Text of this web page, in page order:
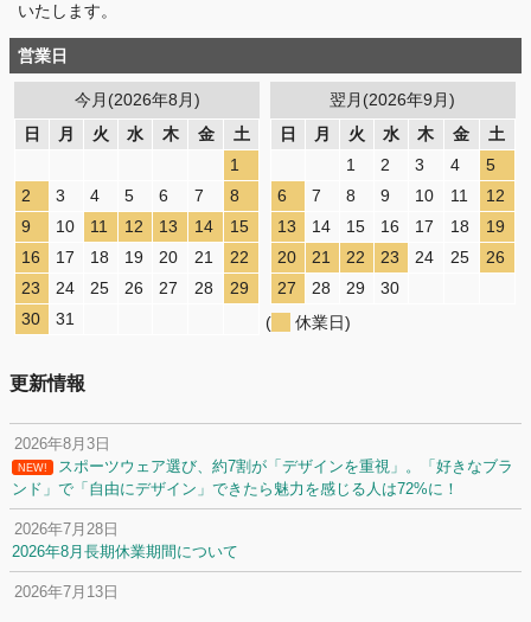
いたします。
営業日
今月(2026年8月)
日
月 火 水 木 金
土
1
2
3 4 5 6 7
8
9
10 11 12 13 14
15
16
17 18 19 20 21
22
23
24 25 26 27 28
29
30
31
翌月(2026年9月)
日
月 火 水 木 金
土
1
2 3 4
5
6
7 8 9 10 11
12
13
14 15 16 17 18
19
20
21 22 23 24 25
26
27
28 29
30
(
休業日)
更新情報
2026年8月3日
NEW!
スポーツウェア選び、約7割が「デザインを重視」。「好きなブラ
ンド」で「自由にデザイン」できたら魅力を感じる人は72%に！
2026年7月28日
2026年8月長期休業期間について
2026年7月13日